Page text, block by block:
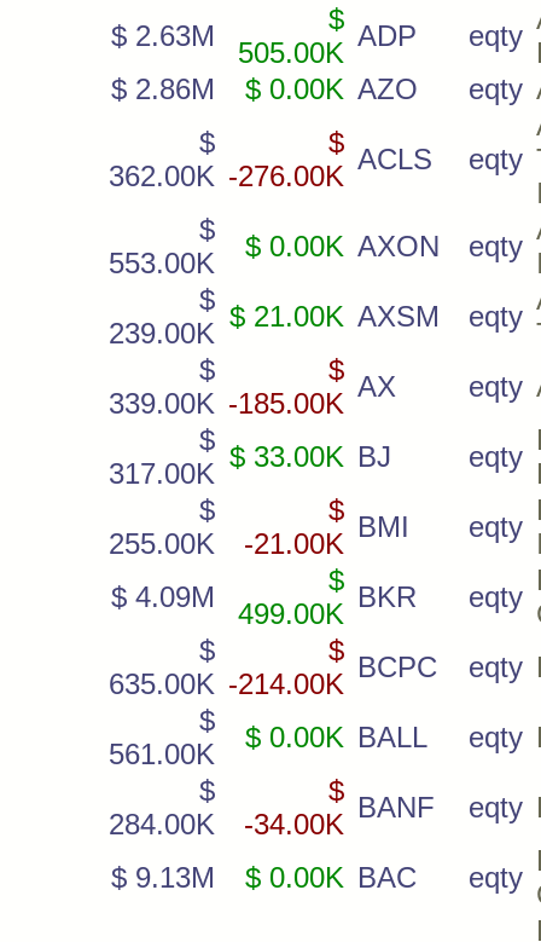
$ 2.63M
$
505.00K
ADP eqty
$ 2.86M
$ 0.00K AZO eqty
$
362.00K
$
-276.00K
ACLS eqty
$
553.00K
$ 0.00K AXON eqty
$
239.00K
$ 21.00K AXSM eqty
$
339.00K
$
-185.00K
AX eqty
$
317.00K
$ 33.00K BJ eqty
$
255.00K
$
-21.00K
BMI eqty
$ 4.09M
$
499.00K
BKR eqty
$
635.00K
$
-214.00K
BCPC eqty
$
561.00K
$ 0.00K BALL eqty
$
284.00K
$
-34.00K
BANF eqty
$ 9.13M $ 0.00K BAC eqty